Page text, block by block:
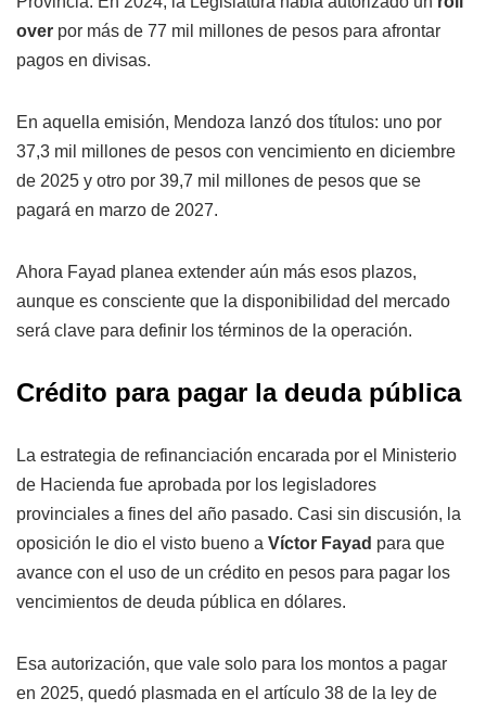
over por más de 77 mil millones de pesos para afrontar
pagos en divisas.
En aquella emisión, Mendoza lanzó dos títulos: uno por
37,3 mil millones de pesos con vencimiento en diciembre
de 2025 y otro por 39,7 mil millones de pesos que se
pagará en marzo de 2027.
Ahora Fayad planea extender aún más esos plazos,
aunque es consciente que la disponibilidad del mercado
será clave para definir los términos de la operación.
Crédito para pagar la deuda pública
La estrategia de refinanciación encarada por el Ministerio
de Hacienda fue aprobada por los legisladores
provinciales a fines del año pasado. Casi sin discusión, la
oposición le dio el visto bueno a Víctor Fayad para que
avance con el uso de un crédito en pesos para pagar los
vencimientos de deuda pública en dólares.
Esa autorización, que vale solo para los montos a pagar
en 2025, quedó plasmada en el artículo 38 de la ley de